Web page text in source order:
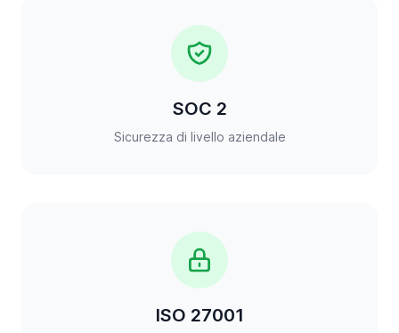
SOC 2
Sicurezza di livello aziendale
ISO 27001